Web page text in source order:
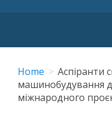
Home
Аспіранти
машинобудування
міжнародного